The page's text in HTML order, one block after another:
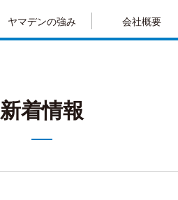
ヤマデンの強み 会社概要
新着情報